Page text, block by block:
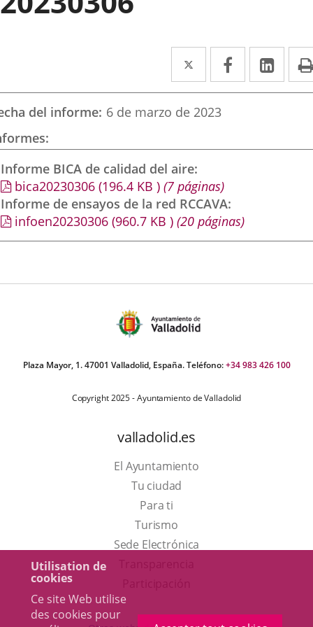
Utilisation de
cookies
Ce site Web utilise
des cookies pour
Twitter
Enlace
a
una
externa.
Facebook
Enlace
a
externa.
a
del informe 6 de marzo de 2023
Informe BICA de calidad del aire
bica20230306 (196.4 KB ) (7 páginas)
Informe de ensayos de la red RCCAVA
infoen20230306 (960.7 KB ) (20 páginas)
Plaza Mayor, 1. 47001 Valladolid, España. Teléfono:+34 983 426 100
Copyright 2025 - Ayuntamiento de Valladolid
valladolid.es
El Ayuntamiento
Tu ciudad
Para ti
TurismoEste
enlace
una
Sede Electrónica
externa.